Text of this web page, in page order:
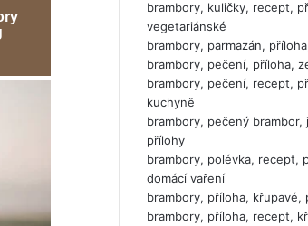
brambory, kuličky, recept,
vegetariánské
brambory, parmazán,
brambory, pečení, příloha,
brambory, pečení, recept,
kuchyně
brambory, pečený
přílohy
brambory, polévka, recept,
domácí vaření
brambory, příloha, křupavé,
brambory, příloha, recept,